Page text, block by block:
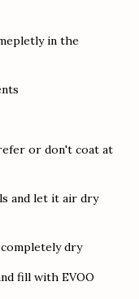
in the
or don't coat at
and let it air dry
dry
fill with EVOO